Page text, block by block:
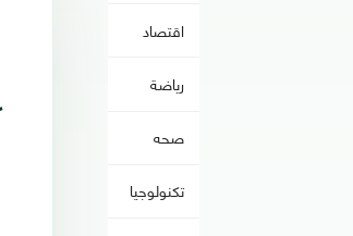
اقتصاد
رياضة
صحه
تكنولوجيا